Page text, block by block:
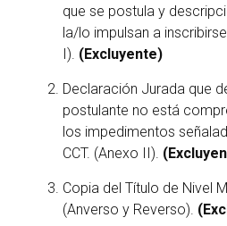
que se postula y
la/lo impulsan a
I). (Excluyente)
Declaración Jurada que
postulante no está
los impedimentos
CCT. (Anexo II).
Copia del Título de Nivel
(Anverso y Reverso).